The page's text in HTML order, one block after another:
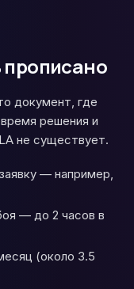
прописано
документ, где
решения и
не существует.
— например,
— до 2 часов в
(около 3.5